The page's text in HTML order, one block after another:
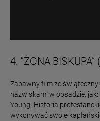
4. “ŻONA BISKUPA”
Zabawny film ze
nazwiskami w obsadzie,
Young. Historia
wykonywać swoje